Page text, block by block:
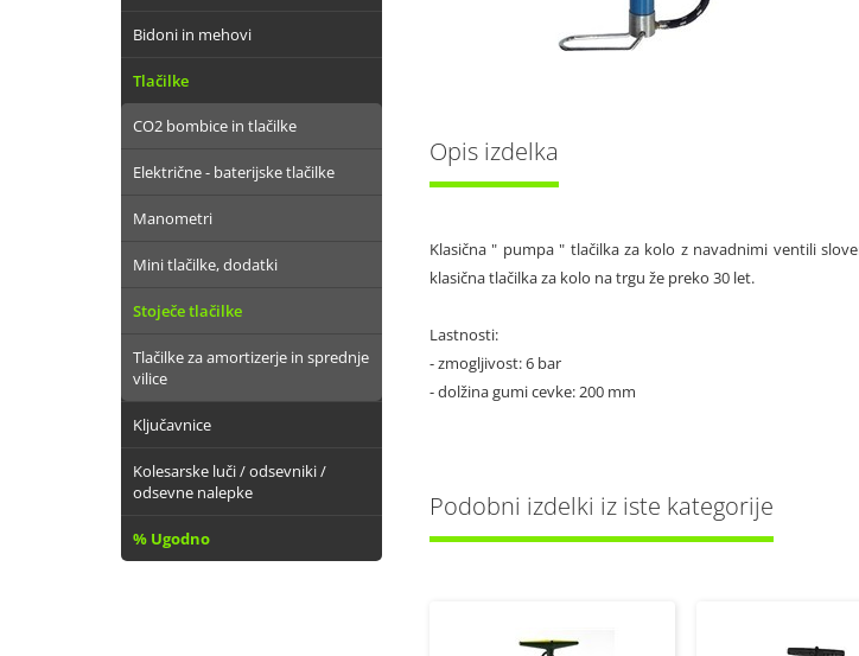
Bidoni in mehovi
Tlačilke
CO2 bombice in tlačilke
Električne - baterijske tlačilke
Manometri
Mini tlačilke, dodatki
Stoječe tlačilke
Tlačilke za amortizerje in sprednje
vilice
Ključavnice
Kolesarske luči / odsevniki /
odsevne nalepke
% Ugodno
Opis izdelka
Klasična " pumpa " tlačilka za kolo z navadnimi ventili
klasična tlačilka za kolo na trgu že preko 30 let.
Lastnosti:
- zmogljivost: 6 bar
- dolžina gumi cevke: 200 mm
Podobni izdelki iz iste kategorije